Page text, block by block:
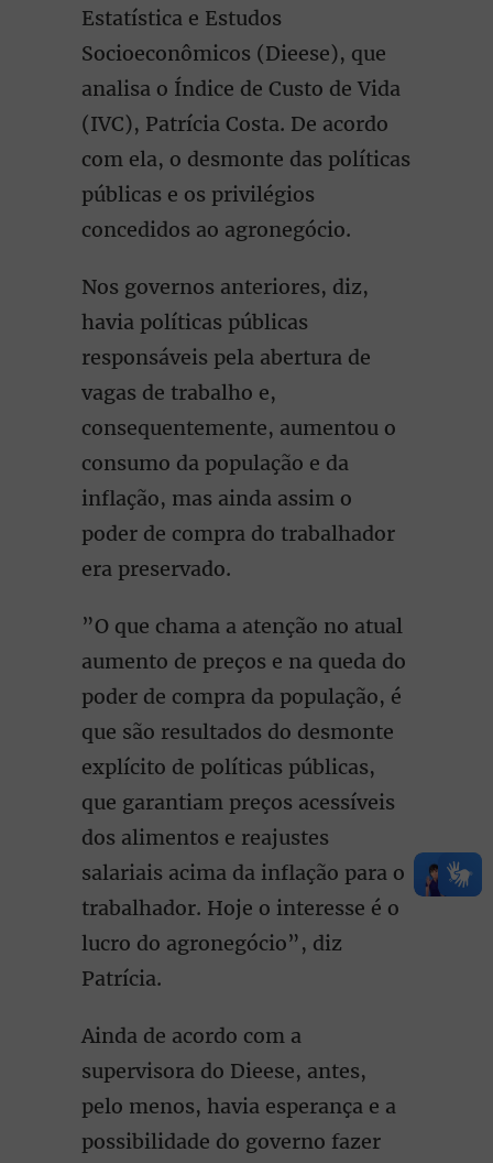
Estatística e Estudos
Socioeconômicos (Dieese), que
analisa o Índice de Custo de Vida
(IVC), Patrícia Costa. De acordo
com ela, o desmonte das políticas
públicas e os privilégios
concedidos ao agronegócio.
Nos governos anteriores, diz,
havia políticas públicas
responsáveis pela abertura de
vagas de trabalho e,
consequentemente, aumentou o
consumo da população e da
inflação, mas ainda assim o
poder de compra do trabalhador
era preservado.
”O que chama a atenção no atual
aumento de preços e na queda do
poder de compra da população, é
que são resultados do desmonte
explícito de políticas públicas,
que garantiam preços acessíveis
dos alimentos e reajustes
salariais acima da inflação para o
trabalhador. Hoje o interesse é o
lucro do agronegócio”, diz
Patrícia.
Ainda de acordo com a
supervisora do Dieese, antes,
pelo menos, havia esperança e a
possibilidade do governo fazer